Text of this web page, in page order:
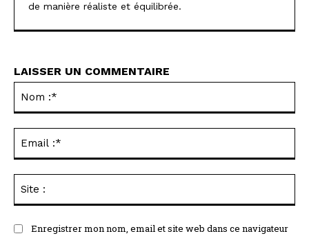
de manière réaliste et équilibrée.
LAISSER UN COMMENTAIRE
Enregistrer mon nom, email et site web dans ce navigateur